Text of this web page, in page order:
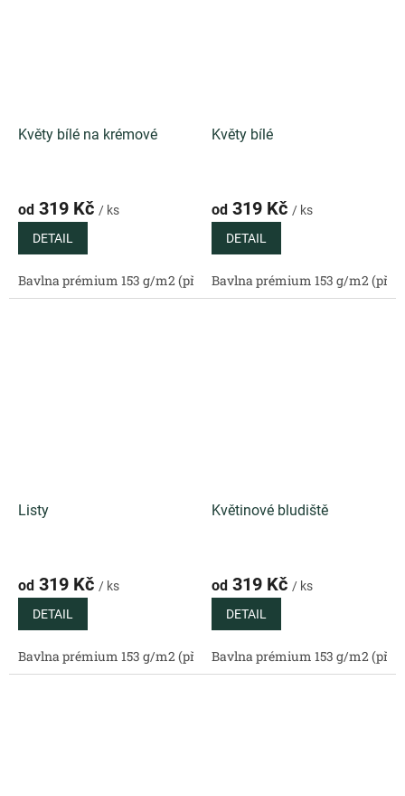
Květy bílé na krémové
od 319 Kč / ks
DETAIL
Bavlna prémium 153 g/m2 (přírodní) Bavlněný satén 130 g/
Květy bílé
od 319 Kč / ks
DETAIL
Bavlna prémium 153 g/m2
Listy
od 319 Kč / ks
DETAIL
Bavlna prémium 153 g/m2 (přírodní) Bavlněný satén 130 g/
Květinové bludiště
od 319 Kč / ks
DETAIL
Bavlna prémium 153 g/m2